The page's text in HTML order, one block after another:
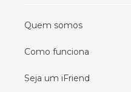
Quem somos
Como funciona
Seja um iFriend